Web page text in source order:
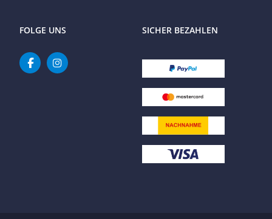
FOLGE UNS SICHER BEZAHLEN